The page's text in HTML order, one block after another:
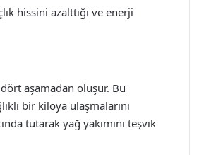
hissini azalttığı ve enerji
aşamadan oluşur. Bu
bir kiloya ulaşmalarını
tutarak yağ yakımını teşvik